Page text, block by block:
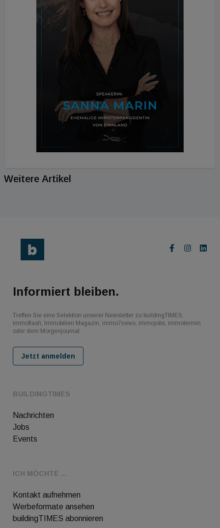
Weitere Artikel
BUILDINGTIMES
Nachrichten
Jobs
Events
ICH MÖCHTE ...
Kontakt aufnehmen
Werbeformate ansehen
buildingTIMES abonnieren
Informiert bleiben.
Treffen Sie eine Selektion unserer Newsletter zu buildingTIMES,
immoflash, Immobilien Magazin, immo7news, immojobs, immotermin
oder dem Morgenjournal
Jetzt anmelden